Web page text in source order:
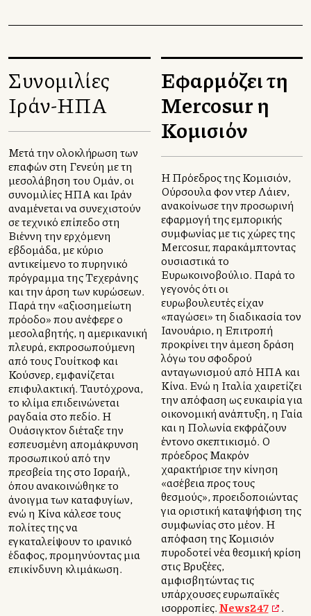
Συνομιλίες
Ιράν-ΗΠΑ
Μετά την ολοκλήρωση των
επαφών στη Γενεύη με τη
μεσολάβηση του Ομάν, οι
συνομιλίες ΗΠΑ και Ιράν
αναμένεται να συνεχιστούν
σε τεχνικό επίπεδο στη
Βιέννη την ερχόμενη
εβδομάδα, με κύριο
αντικείμενο το πυρηνικό
πρόγραμμα της Τεχεράνης
και την άρση των κυρώσεων.
Παρά την «αξιοσημείωτη
πρόοδο» που ανέφερε ο
μεσολαβητής, η αμερικανική
πλευρά, εκπροσωπούμενη
από τους Γουίτκοφ και
Κούσνερ, εμφανίζεται
επιφυλακτική. Ταυτόχρονα,
το κλίμα επιδεινώνεται
ραγδαία στο πεδίο. Η
Ουάσιγκτον διέταξε την
εσπευσμένη απομάκρυνση
προσωπικού από την
πρεσβεία της στο Ισραήλ,
όπου ανακοινώθηκε το
άνοιγμα των καταφυγίων,
ενώ η Κίνα κάλεσε τους
πολίτες της να
εγκαταλείψουν το ιρανικό
έδαφος, προμηνύοντας μια
επικίνδυνη κλιμάκωση.
Εφαρμόζει τη
Mercosur η
Κομισιόν
Η Πρόεδρος της Κομισιόν,
Ούρσουλα φον ντερ Λάιεν,
ανακοίνωσε την προσωρινή
εφαρμογή της εμπορικής
συμφωνίας με τις χώρες της
Mercosur, παρακάμπτοντας
ουσιαστικά το
Ευρωκοινοβούλιο. Παρά το
γεγονός ότι οι
ευρωβουλευτές είχαν
«παγώσει» τη διαδικασία τον
Ιανουάριο, η Επιτροπή
προκρίνει την άμεση δράση
λόγω του σφοδρού
ανταγωνισμού από ΗΠΑ και
Κίνα. Ενώ η Ιταλία χαιρετίζει
την απόφαση ως ευκαιρία για
οικονομική ανάπτυξη, η Γαλλία
και η Πολωνία εκφράζουν
έντονο σκεπτικισμό. Ο
πρόεδρος Μακρόν
χαρακτήρισε την κίνηση
«ασέβεια προς τους
θεσμούς», προειδοποιώντας
για οριστική καταψήφιση της
συμφωνίας στο μέλλον. Η
απόφαση της Κομισιόν
πυροδοτεί νέα θεσμική κρίση
στις Βρυξέλλες,
αμφισβητώντας τις
υπάρχουσες ευρωπαϊκές
ισορροπίες.News247 .